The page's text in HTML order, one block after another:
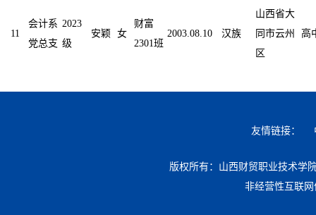
11
会计系
党总支
2023
级
安颖 女
财富
2301班
2003.08.10 汉族
山西省大
同市云州
区
高
友情链接：
版权所有：山西财贸职业技术学
非经营性互联